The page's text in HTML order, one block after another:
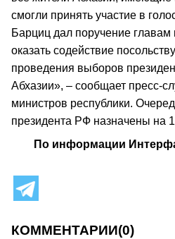
смогли принять участие в
Барциц дал поручение главам
оказать содействие
проведения выборов
Абхазии», – сообщает пресс-
министров республики.
президента РФ назначены на
По информации
КОММЕНТАРИИ(0)